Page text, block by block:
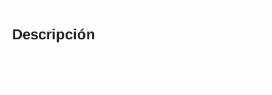
Descripción